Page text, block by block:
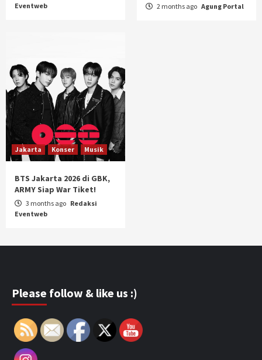
Eventweb
2 months ago Agung Portal
Jakarta Konser Musik
BTS Jakarta 2026 di GBK,
ARMY Siap War Tiket!
3 months ago Redaksi
Eventweb
Please follow & like us :)